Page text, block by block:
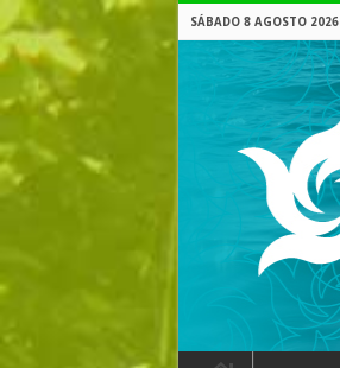
SÁBADO 8 AGOSTO 2026